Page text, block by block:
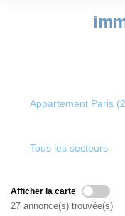
Créer une
Appartement Paris
Tous les secteurs
Afficher la carte
27 annonce(s) trouvée(s)